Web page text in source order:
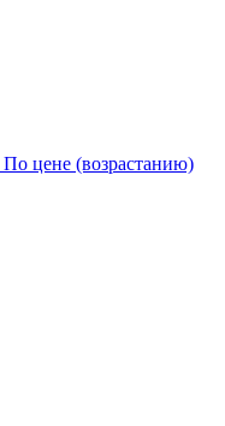
По цене (возрастанию)